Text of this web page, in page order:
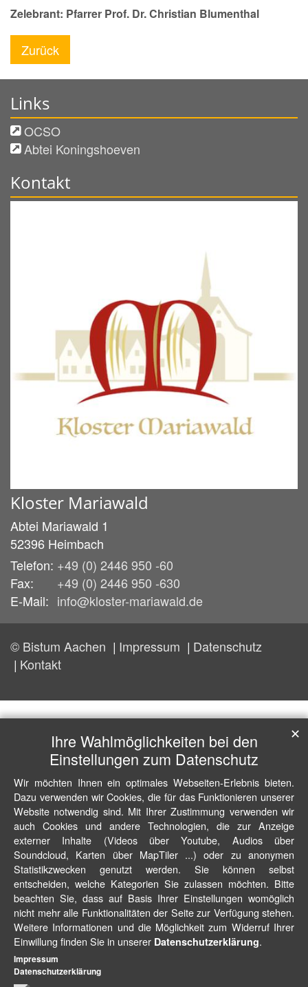
Zelebrant: Pfarrer Prof. Dr. Christian Blumenthal
Zurück
Links
OCSO
Abtei Koningshoeven
Kontakt
Kloster Mariawald
Abtei Mariawald 1
52396 Heimbach
Telefon: +49 (0) 2446 950 -60
Fax:
+49 (0) 2446 950 -630
E-Mail: info@kloster-mariawald.de
© Bistum Aachen Impressum
Datenschutz
Kontakt
Ihre Wahlmöglichkeiten bei den
Einstellungen zum Datenschutz
Wir möchten Ihnen ein optimales Webseiten-Erlebnis bieten.
Dazu verwenden wir Cookies, die für das Funktionieren unserer
Website notwendig sind. Mit Ihrer Zustimmung verwenden wir
auch Cookies und andere Technologien, die zur Anzeige
externer Inhalte (Videos über Youtube, Audios über
Soundcloud, Karten über MapTiler ...) oder zu anonymen
Statistikzwecken genutzt werden. Sie können selbst
entscheiden, welche Kategorien Sie zulassen möchten. Bitte
beachten Sie, dass auf Basis Ihrer Einstellungen womöglich
nicht mehr alle Funktionalitäten der Seite zur Verfügung stehen.
Weitere Informationen und die Möglichkeit zum Widerruf Ihrer
Einwillung finden Sie in unserer Datenschutzerklärung.
✕
Impressum
Datenschutzerklärung